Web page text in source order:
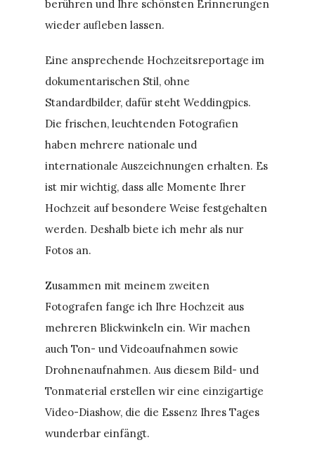
berühren und Ihre schönsten Erinnerungen
wieder aufleben lassen.
Eine ansprechende Hochzeitsreportage im
dokumentarischen Stil, ohne
Standardbilder, dafür steht Weddingpics.
Die frischen, leuchtenden Fotografien
haben mehrere nationale und
internationale Auszeichnungen erhalten. Es
ist mir wichtig, dass alle Momente Ihrer
Hochzeit auf besondere Weise festgehalten
werden. Deshalb biete ich mehr als nur
Fotos an.
Zusammen mit meinem zweiten
Fotografen fange ich Ihre Hochzeit aus
mehreren Blickwinkeln ein. Wir machen
auch Ton- und Videoaufnahmen sowie
Drohnenaufnahmen. Aus diesem Bild- und
Tonmaterial erstellen wir eine einzigartige
Video-Diashow, die die Essenz Ihres Tages
wunderbar einfängt.